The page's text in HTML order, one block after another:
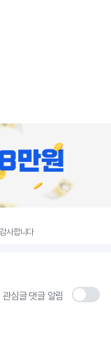
사합니다
관심글 댓글 알림